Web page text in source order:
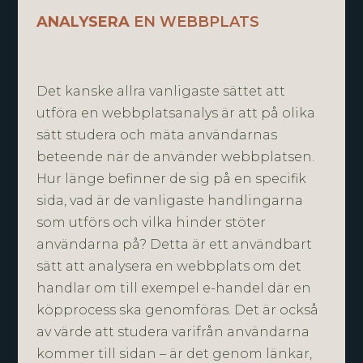
ANALYSERAEN WEBBPLATS
Det kanske allra vanligaste sättet att
utföra en webbplatsanalys är att på olika
sätt studera och mäta användarnas
beteende när de använder webbplatsen.
Hur länge befinner de sig på en specifik
sida, vad är de vanligaste handlingarna
som utförs och vilka hinder stöter
användarna på? Detta är ett användbart
sätt att analysera en webbplats om det
handlar om till exempel e-handel där en
köpprocess ska genomföras. Det är också
av värde att studera varifrån användarna
kommer till sidan – är det genom länkar,